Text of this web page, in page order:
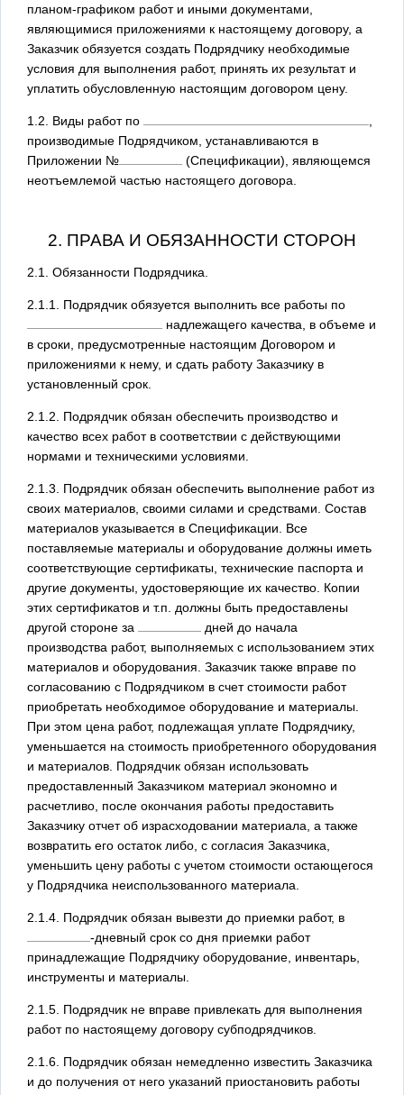
планом-графиком работ и иными документами,
являющимися приложениями к настоящему договору, а
Заказчик обязуется создать Подрядчику необходимые
условия для выполнения работ, принять их результат и
уплатить обусловленную настоящим договором цену.
1.2. Виды работ по
производимые Подрядчиком, устанавливаются в
Приложении №
(Спецификации), являющемся
неотъемлемой частью настоящего договора.
2. ПРАВА И ОБЯЗАННОСТИ СТОРОН
2.1. Обязанности Подрядчика.
2.1.1. Подрядчик обязуется выполнить все работы по
надлежащего качества, в объеме и
в сроки, предусмотренные настоящим Договором и
приложениями к нему, и сдать работу Заказчику в
установленный срок.
2.1.2. Подрядчик обязан обеспечить производство и
качество всех работ в соответствии с действующими
нормами и техническими условиями.
2.1.3. Подрядчик обязан обеспечить выполнение работ из
своих материалов, своими силами и средствами. Состав
материалов указывается в Спецификации. Все
поставляемые материалы и оборудование должны иметь
соответствующие сертификаты, технические паспорта и
другие документы, удостоверяющие их качество. Копии
этих сертификатов и т.п. должны быть предоставлены
другой стороне за
дней до начала
производства работ, выполняемых с использованием этих
материалов и оборудования. Заказчик также вправе по
согласованию с Подрядчиком в счет стоимости работ
приобретать необходимое оборудование и материалы.
При этом цена работ, подлежащая уплате Подрядчику,
уменьшается на стоимость приобретенного оборудования
и материалов. Подрядчик обязан использовать
предоставленный Заказчиком материал экономно и
расчетливо, после окончания работы предоставить
Заказчику отчет об израсходовании материала, а также
возвратить его остаток либо, с согласия Заказчика,
уменьшить цену работы с учетом стоимости остающегося
у Подрядчика неиспользованного материала.
2.1.4. Подрядчик обязан вывезти до приемки работ, в
-дневный срок со дня приемки работ
принадлежащие Подрядчику оборудование, инвентарь,
инструменты и материалы.
2.1.5. Подрядчик не вправе привлекать для выполнения
работ по настоящему договору субподрядчиков.
2.1.6. Подрядчик обязан немедленно известить Заказчика
и до получения от него указаний приостановить работы